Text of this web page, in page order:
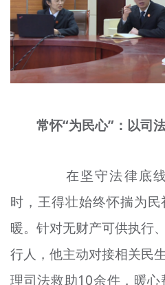
常怀“为民心”：以司
在坚守法律底线
时，王得壮始终怀揣为
暖。针对无财产可供执行
行人，他主动对接相关民
理司法救助10余件，暖心